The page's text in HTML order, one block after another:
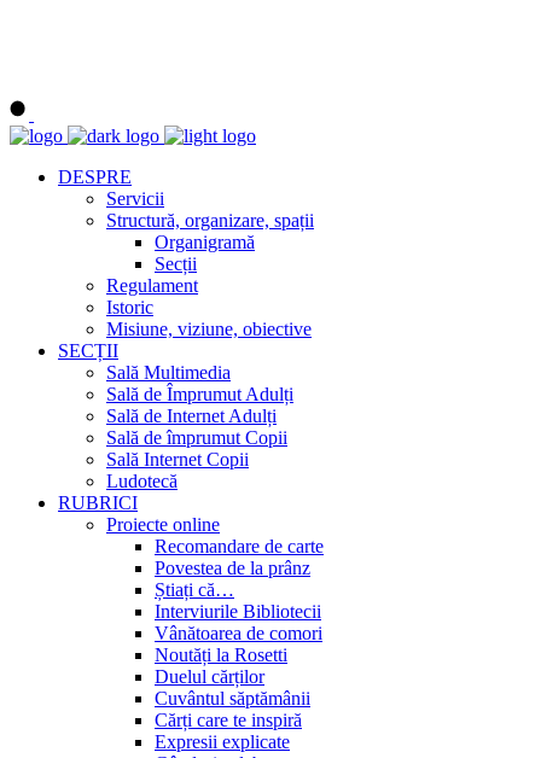
DESPRE
Servicii
Structură, organizare, spații
Organigramă
Secții
Regulament
Istoric
Misiune, viziune, obiective
SECȚII
Sală Multimedia
Sală de Împrumut Adulți
Sală de Internet Adulți
Sală de împrumut Copii
Sală Internet Copii
Ludotecă
RUBRICI
Proiecte online
Recomandare de carte
Povestea de la prânz
Știați că…
Interviurile Bibliotecii
Vânătoarea de comori
Noutăți la Rosetti
Duelul cărților
Cuvântul săptămânii
Cărți care te inspiră
Expresii explicate